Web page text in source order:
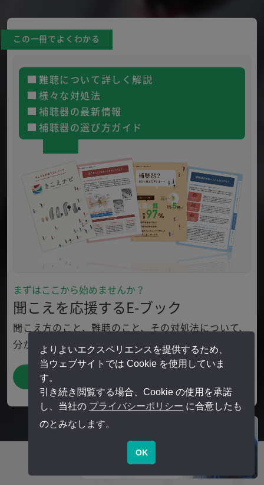
この一冊でよくわかる
まずはここから始めませんか？
聞こえを応援するE-ブック
聞こえ方のこと、難聴のこと、その対処法について、
分かり やすくまとめたE-ブックを見てみませんか？
難聴について詳しく解説
様々な対処法
補聴器の最新情報
補聴器の選び方ガイド
よりよいエクスペリエンスを提供するため、
当ウェブサイトでは Cookie を使用していま
す。
引き続き閲覧する場合、Cookie の使用を承諾
し、当社の プライバシーポリシー に合意したも
のとみなします。
OK